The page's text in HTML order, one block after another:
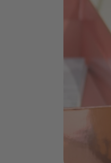
other languages